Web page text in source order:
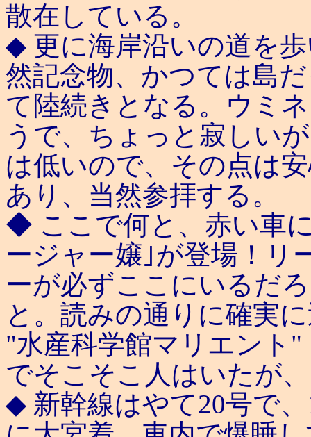
散在している。
◆ 更に海岸沿いの道を
然記念物、かつては島
て陸続きとなる。ウミ
うで、ちょっと寂しい
は低いので、その点は
あり、当然参拝する。
◆ ここで何と、赤い車
ージャー嬢｣が登場！リ
ーが必ずここにいるだ
と。読みの通りに確実
"水産科学館マリエント
でそこそこ人はいたが
◆ 新幹線はやて20号で